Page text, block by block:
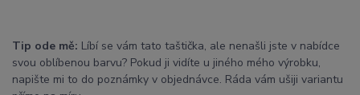
Tip ode mě: Líbí se vám tato taštička, ale nenašli jste v nabídce
svou oblíbenou barvu? Pokud ji vidíte u jiného mého výrobku,
napište mi to do poznámky v objednávce. Ráda vám ušiji variantu